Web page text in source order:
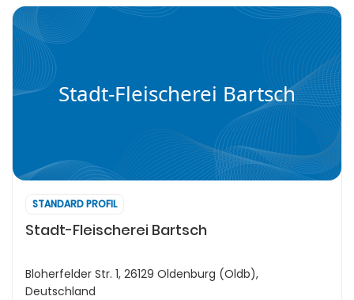
Stadt-Fleischerei Bartsch
STANDARD PROFIL
Stadt-Fleischerei Bartsch
Bloherfelder Str. 1, 26129 Oldenburg (Oldb),
Deutschland